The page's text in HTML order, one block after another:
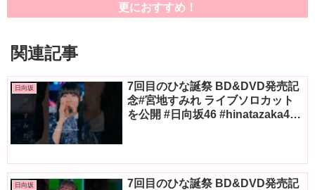
更におすすめ！
関連記事
日向坂
7回目のひな誕祭 BD&DVD発売記
念#宮地すみれ ライブソロカット
を公開 #日向坂46 #hinatazaka46
日向坂
7回目のひな誕祭 BD&DVD発売記